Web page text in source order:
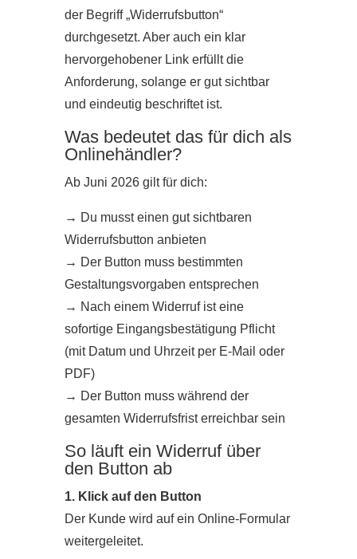
der Begriff „Widerrufsbutton“
durchgesetzt. Aber auch ein klar
hervorgehobener Link erfüllt die
Anforderung, solange er gut sichtbar
und eindeutig beschriftet ist.
Was bedeutet das für dich als
Onlinehändler?
Ab Juni 2026 gilt für dich:
→ Du musst einen gut sichtbaren
Widerrufsbutton anbieten
→ Der Button muss bestimmten
Gestaltungsvorgaben entsprechen
→ Nach einem Widerruf ist eine
sofortige Eingangsbestätigung Pflicht
(mit Datum und Uhrzeit per E-Mail oder
PDF)
→ Der Button muss während der
gesamten Widerrufsfrist erreichbar sein
So läuft ein Widerruf über
den Button ab
1. Klick auf den Button
Der Kunde wird auf ein Online-Formular
weitergeleitet.